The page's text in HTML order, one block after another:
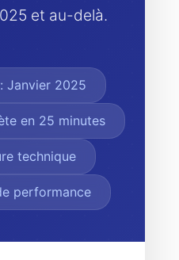
et au-delà.
Janvier 2025
en 25 minutes
technique
performance